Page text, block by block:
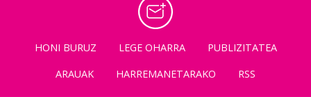
HONI BURUZ LEGE OHARRA
PUBLIZITATEA
ARAUAK
HARREMANETARAKO RSS